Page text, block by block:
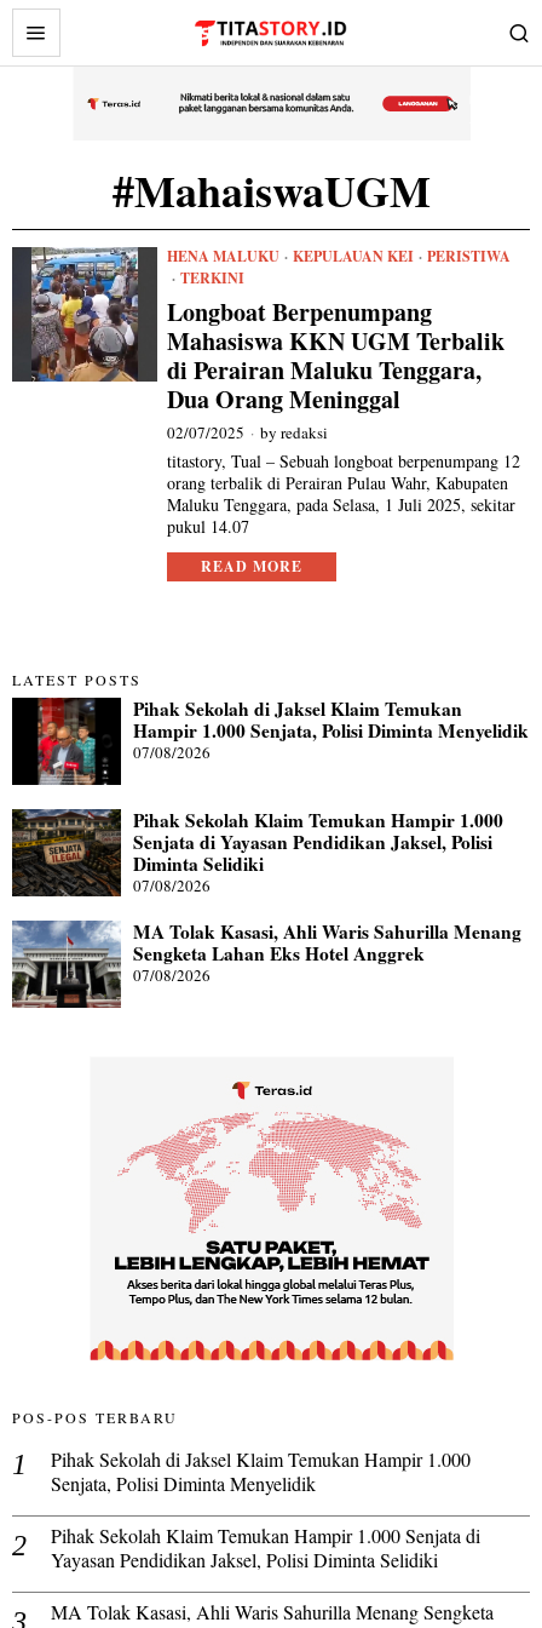
#MahaiswaUGM
HENA MALUKU · KEPULAUAN KEI · PERISTIWA
· TERKINI
Longboat Berpenumpang
Mahasiswa KKN UGM Terbalik
di Perairan Maluku Tenggara,
Dua Orang Meninggal
02/07/2025 byredaksi
titastory, Tual – Sebuah longboat berpenumpang 12
orang terbalik di Perairan Pulau Wahr, Kabupaten
Maluku Tenggara, pada Selasa, 1 Juli 2025, sekitar
pukul 14.07
READ MORE
LATEST POSTS
Pihak Sekolah di Jaksel Klaim Temukan
Hampir 1.000 Senjata, Polisi Diminta Menyelidik
07/08/2026
Pihak Sekolah Klaim Temukan Hampir 1.000
Senjata di Yayasan Pendidikan Jaksel, Polisi
Diminta Selidiki
07/08/2026
MA Tolak Kasasi, Ahli Waris Sahurilla Menang
Sengketa Lahan Eks Hotel Anggrek
07/08/2026
POS-POS TERBARU
Pihak Sekolah di Jaksel Klaim Temukan Hampir 1.000
Senjata, Polisi Diminta Menyelidik
Pihak Sekolah Klaim Temukan Hampir 1.000 Senjata di
Yayasan Pendidikan Jaksel, Polisi Diminta Selidiki
MA Tolak Kasasi, Ahli Waris Sahurilla Menang Sengketa